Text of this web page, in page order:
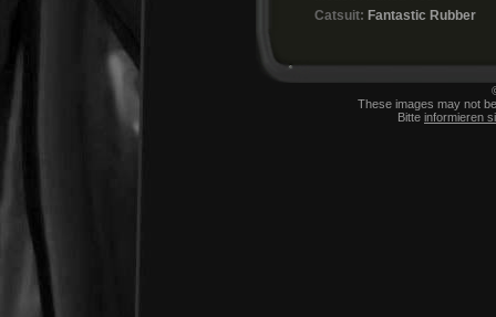
Catsuit: Fantastic Rubber
These images may not
Bitte informieren